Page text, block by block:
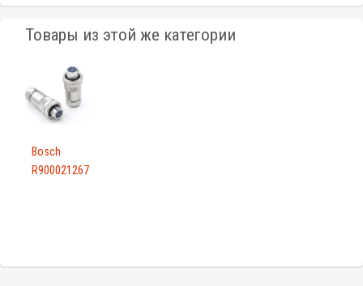
Товары из этой же категории
Bosch
R900021267